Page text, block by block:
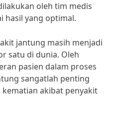
oleh tim medis
hasil yang optimal.
jantung masih menjadi
satu di dunia. Oleh
pasien dalam proses
sangatlah penting
akibat penyakit